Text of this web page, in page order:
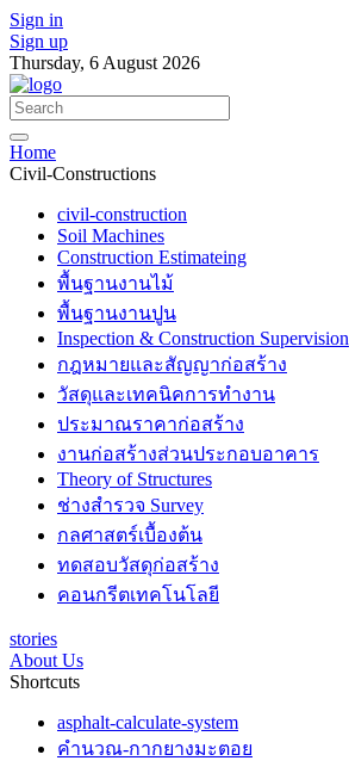
Sign in
Sign up
Thursday, 6 August 2026
Home
Civil-Constructions
civil-construction
Soil Machines
Construction Estimateing
พื้นฐานงานไม้
พื้นฐานงานปูน
Inspection & Construction Supervision
กฎหมายและสัญญาก่อสร้าง
วัสดุและเทคนิคการทำงาน
ประมาณราคาก่อสร้าง
งานก่อสร้างส่วนประกอบอาคาร
Theory of Structures
ช่างสำรวจ Survey
กลศาสตร์เบื้องต้น
ทดสอบวัสดุก่อสร้าง
คอนกรีตเทคโนโลยี
stories
About Us
Shortcuts
asphalt-calculate-system
คำนวณ-กากยางมะตอย